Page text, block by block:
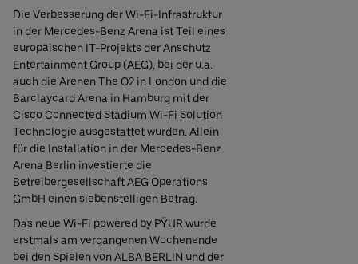
Die Verbesserung der Wi-Fi-Infrastruktur
in der Mercedes-Benz Arena ist Teil eines
europäischen IT-Projekts der Anschutz
Entertainment Group (AEG), bei der u.a.
auch die Arenen The O2 in London und die
Barclaycard Arena in Hamburg mit der
Cisco Connected Stadium Wi-Fi Solution
Technologie ausgestattet wurden. Allein
für die Installation in der Mercedes-Benz
Arena Berlin investierte die
Betreibergesellschaft AEG Operations
GmbH einen siebenstelligen Betrag.
Das neue Wi-Fi powered by PŸUR wurde
erstmals am vergangenen Wochenende
bei den Spielen von ALBA BERLIN und der